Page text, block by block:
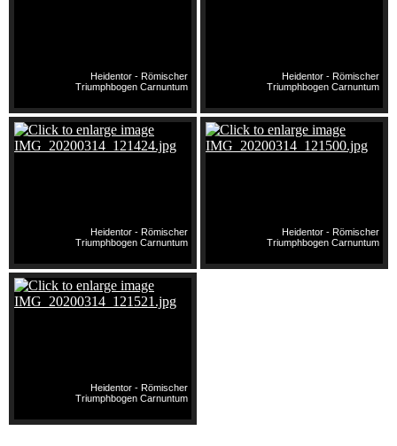
Heidentor - Römischer
Triumphbogen Carnuntum
Heidentor - Römischer
Triumphbogen Carnuntum
Heidentor - Römischer
Triumphbogen Carnuntum
Heidentor - Römischer
Triumphbogen Carnuntum
Heidentor - Römischer
Triumphbogen Carnuntum